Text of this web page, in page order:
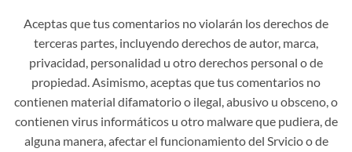
Aceptas que tus comentarios no violarán los derechos de
terceras partes, incluyendo derechos de autor, marca,
privacidad, personalidad u otro derechos personal o de
propiedad. Asimismo, aceptas que tus comentarios no
contienen material difamatorio o ilegal, abusivo u obsceno, o
contienen virus informáticos u otro malware que pudiera, de
alguna manera, afectar el funcionamiento del Srvicio o de